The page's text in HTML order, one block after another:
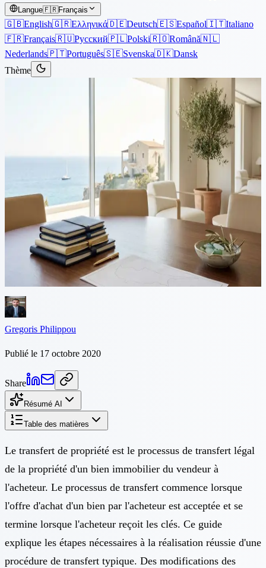
Langue🇫🇷Français
🇬🇧English🇬🇷Ελληνικά🇩🇪Deutsch🇪🇸Español🇮🇹Italiano
🇫🇷Français🇷🇺Русский🇵🇱Polski🇷🇴Română🇳🇱
Nederlands🇵🇹Português🇸🇪Svenska🇩🇰Dansk
Thème
Transfert de propriété à
Chypre : le processus de
transfert en 5 étapes
Le processus de transfert de propriété à Chypre prend généralement
de 3 à 6 mois, de l'offre acceptée à la réception des clés. Ce guide
détaille chaque étape, y compris les délais, les coûts et ce à quoi
s'attendre.
Gregoris Philippou
Publié le 17 octobre 2020
Share
Résumé AI
Table des matières
Le transfert de propriété est le processus de transfert légal
de la propriété d'un bien immobilier du vendeur à
l'acheteur. Le processus de transfert commence lorsque
l'offre d'achat d'un bien par l'acheteur est acceptée et se
termine lorsque l'acheteur reçoit les clés. Ce guide
explique les étapes nécessaires à la réalisation réussie d'une
procédure de transfert typique. Des modifications des